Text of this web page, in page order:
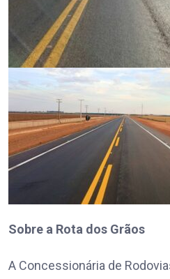
Sobre a Rota dos Grãos
A Concessionária de